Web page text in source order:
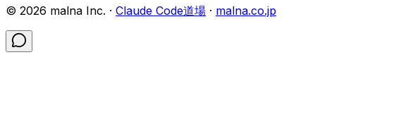
© 2026 malna Inc. · Claude Code道場 · malna.co.jp